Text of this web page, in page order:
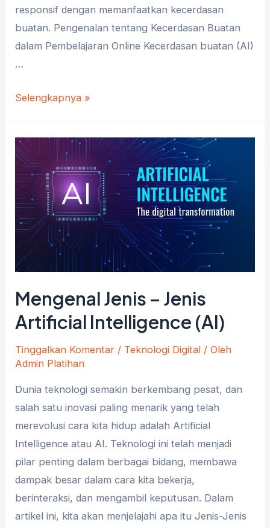
responsif dengan memanfaatkan kecerdasan
buatan. Pengenalan tentang Kecerdasan Buatan
dalam Pembelajaran Online Kecerdasan buatan (AI)
…
Membangun
yang
Responsif
dengan
Kecerdasan
Buatan
dalam
Kelas
Selengkapnya »
Mengenal Jenis – Jenis
Artificial Intelligence (AI)
Tinggalkan Komentar / Teknologi Digital / Oleh
Admin Platihan
Dunia teknologi semakin berkembang pesat, dan
salah satu inovasi paling menarik yang telah
merevolusi cara kita hidup adalah Artificial
Intelligence atau AI. Teknologi ini telah menjadi
pilar penting dalam berbagai bidang, membawa
dampak besar dalam cara kita bekerja,
berinteraksi, dan mengambil keputusan. Dalam
artikel ini, kita akan menjelajahi apa itu Jenis-Jenis